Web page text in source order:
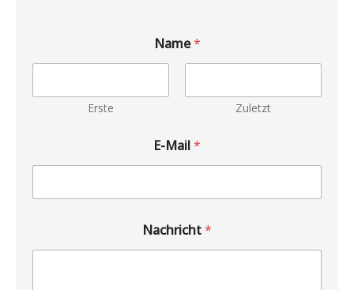
Name*
Erste Zuletzt
E-Mail*
Nachricht*